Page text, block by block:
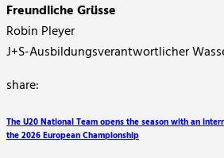
Freundliche Grüsse
Robin Pleyer
J+S-Ausbildungsverantwortlicher
share:
Beitragsnavigation
Previous
Post
The U20 National Team opens the season with an
the 2026 European Championship